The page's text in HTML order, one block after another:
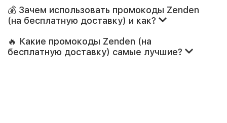
💰 Зачем использовать промокоды Zenden
(на бесплатную доставку) и как?
🔥 Какие промокоды Zenden (на
бесплатную доставку) самые лучшие?